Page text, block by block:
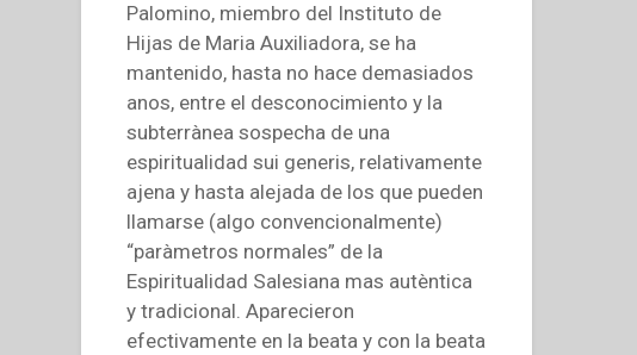
Palomino, miembro del Instituto de
Hijas de Maria Auxiliadora, se ha
mantenido, hasta no hace demasiados
anos, entre el desconocimiento y la
subterrànea sospecha de una
espiritualidad sui generis, relativamente
ajena y hasta alejada de los que pueden
llamarse (algo convencionalmente)
“paràmetros normales” de la
Espiritualidad Salesiana mas autèntica
y tradicional. Aparecieron
efectivamente en la beata y con la beata